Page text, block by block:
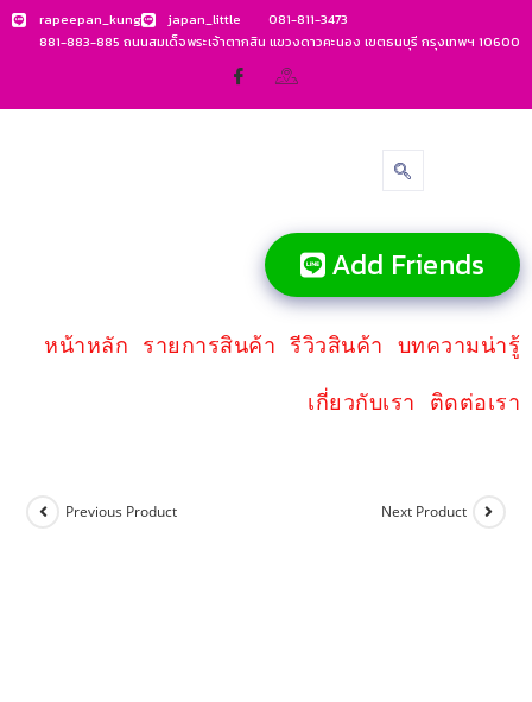
rapeepan_kung japan_little
081-811-3473
881-883-885 ถนนสมเด็จพระเจ้าตากสิน แขวงดาวคะนอง เขตธนบุรี กรุงเทพฯ 10600
Add Friends
หน้าหลัก รายการสินค้า รีวิวสินค้า บทความน่ารู้
เกี่ยวกับเรา
ติดต่อเรา
Previous Product Next Product